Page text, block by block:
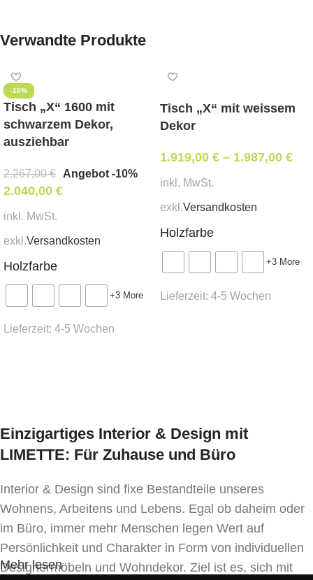
während die Tischplatte aus MDF, mit
Materials unterstreicht.
Im zusammengeklappten Zustand rund, lässt sich
der Tisch dank des integrierten „Schmetterling“-
Einlegeblatts um 40 cm leicht ausziehen. Perfekt
geeignet für den täglichen Gebrauch sowie für den
Empfang von Gästen.
Größe: d-120 cm (im ausgeklappten Zustand –
160×120 cm)
Höhe: 77 cm
Material der Tischplatte : MDF, Eschenfurnier
Material der Beine
eine unregelmäßige Struktur und Farbe aufweisen
können. In der natürlichen Farbe können die
Struktur und der Farbton der Produkte variieren.
Verwandte Produkte
-10%
Tisch „X“ 1600 mit
schwarzem Dekor,
ausziehbar
2.267,00€ Angebot -10%
2.040,00 €
inkl. MwSt.
exkl.Versandkosten
Holzfarbe
+3 More
Lieferzeit: 4-5 Wochen
Tisch „X“ mit weissem
Dekor
1.919,00 € – 1.987,00 €
inkl. MwSt.
exkl.Versandkosten
Holzfarbe
+3 More
Lieferzeit: 4-5 Wochen
Einzigartiges Interior & Design mit
LIMETTE: Für Zuhause und Büro
Interior & Design sind fixe Bestandteile unseres
Wohnens, Arbeitens und Lebens. Egal ob daheim oder
im Büro, immer mehr Menschen legen Wert auf
Persönlichkeit und Charakter in Form von individuellen
Designermöbeln und Wohndekor. Ziel ist es, sich mit
Mehr lesen